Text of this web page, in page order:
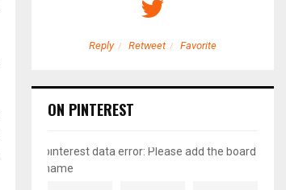
Reply Retweet Favorite
ON PINTEREST
pinterest data error: Please add the board
name